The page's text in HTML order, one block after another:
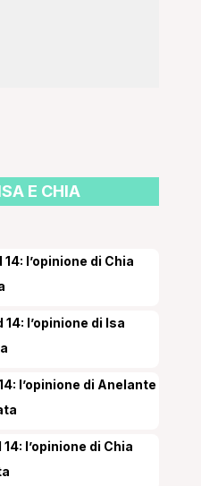
E CHIA
l’opinione di Chia
l’opinione di Isa
l’opinione di Anelante
l’opinione di Chia